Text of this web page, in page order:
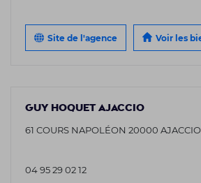
Site de l'agence Voir les
GUY HOQUET AJACCIO
61 COURS NAPOLÉON 20000
04 95 29 02 12